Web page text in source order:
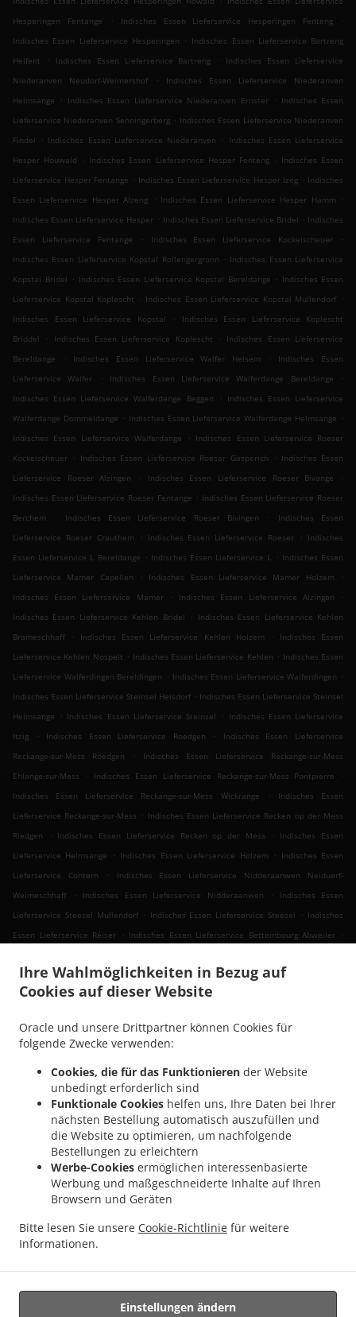
Ihre Wahlmöglichkeiten in Bezug auf
Cookies auf dieser Website
Oracle und unsere Drittpartner können Cookies für
folgende Zwecke verwenden:
Cookies, die für das Funktionieren der Website
unbedingt erforderlich sind
Funktionale Cookies helfen uns, Ihre Daten bei Ihrer
nächsten Bestellung automatisch auszufüllen und
die Website zu optimieren, um nachfolgende
Bestellungen zu erleichtern
Werbe-Cookies ermöglichen interessenbasierte
Werbung und maßgeschneiderte Inhalte auf Ihren
Browsern und Geräten
Bitte lesen Sie unsere Cookie-Richtlinie für weitere
Informationen.
Einstellungen ändern
Hesperingen Fentange
. Indisches Essen Lieferservice Hesperingen Fenteng
.
Indisches Essen Lieferservice Hesperingen
. Indisches Essen Lieferservice Bartreng
Helfent
. Indisches Essen Lieferservice Bartreng .
Indisches Essen Lieferservice
Niederanven Neudorf-Weimershof
.
Indisches Essen Lieferservice Niederanven
Helmsange
. Indisches Essen Lieferservice Niederanven Ernster . Indisches Essen
Lieferservice Niederanven Senningerberg . Indisches Essen Lieferservice Niederanven
Findel
. Indisches Essen Lieferservice Niederanven . Indisches Essen Lieferservice
Hesper Houwald
. Indisches Essen Lieferservice Hesper Fenteng . Indisches Essen
Lieferservice Hesper Fentange . Indisches Essen Lieferservice Hesper Izeg . Indisches
Essen Lieferservice Hesper Alzeng
. Indisches Essen Lieferservice Hesper Hamm
.
Indisches Essen Lieferservice Hesper . Indisches Essen Lieferservice Bridel . Indisches
Essen Lieferservice Fentange
. Indisches Essen Lieferservice Kockelscheuer
.
Indisches Essen Lieferservice Kopstal Rollengergronn . Indisches Essen Lieferservice
Kopstal Bridel . Indisches Essen Lieferservice Kopstal Bereldange . Indisches Essen
Lieferservice Kopstal Koplescht
. Indisches Essen Lieferservice Kopstal Mullendorf .
Indisches Essen Lieferservice Kopstal
.
Indisches Essen Lieferservice Koplescht
Briddel
. Indisches Essen Lieferservice Koplescht . Indisches Essen Lieferservice
Bereldange
. Indisches Essen Lieferservice Walfer Helsem .
Indisches Essen
Lieferservice Walfer
. Indisches Essen Lieferservice Walferdange Bereldange
.
Indisches Essen Lieferservice Walferdange Beggen
. Indisches Essen Lieferservice
Walferdange Dommeldange . Indisches Essen Lieferservice Walferdange Helmsange .
Indisches Essen Lieferservice Walferdange
. Indisches Essen Lieferservice Roeser
Kockelscheuer . Indisches Essen Lieferservice Roeser Gasperich . Indisches Essen
Lieferservice Roeser Alzingen
. Indisches Essen Lieferservice Roeser Bivange
.
Indisches Essen Lieferservice Roeser Fentange . Indisches Essen Lieferservice Roeser
Berchem
. Indisches Essen Lieferservice Roeser Bivingen .
Indisches Essen
Lieferservice Roeser Crauthem
. Indisches Essen Lieferservice Roeser . Indisches
Essen Lieferservice L Bereldange . Indisches Essen Lieferservice L . Indisches Essen
Lieferservice Mamer Capellen
. Indisches Essen Lieferservice Mamer Holzem
.
Indisches Essen Lieferservice Mamer
. Indisches Essen Lieferservice Alzingen
.
Indisches Essen Lieferservice Kehlen Bridel
. Indisches Essen Lieferservice Kehlen
Brameschhaff
. Indisches Essen Lieferservice Kehlen Holzem .
Indisches Essen
Lieferservice Kehlen Nospelt . Indisches Essen Lieferservice Kehlen . Indisches Essen
Lieferservice Walferdingen Bereldingen . Indisches Essen Lieferservice Walferdingen .
Indisches Essen Lieferservice Steinsel Heisdorf . Indisches Essen Lieferservice Steinsel
Helmsange
. Indisches Essen Lieferservice Steinsel . Indisches Essen Lieferservice
Itzig
. Indisches Essen Lieferservice Roedgen .
Indisches Essen Lieferservice
Reckange-sur-Mess Roedgen
.
Indisches Essen Lieferservice Reckange-sur-Mess
Ehlange-sur-Mess
. Indisches Essen Lieferservice Reckange-sur-Mess Pontpierre
.
Indisches Essen Lieferservice Reckange-sur-Mess Wickrange
.
Indisches Essen
Lieferservice Reckange-sur-Mess . Indisches Essen Lieferservice Recken op der Mess
Riedgen
. Indisches Essen Lieferservice Recken op der Mess . Indisches Essen
Lieferservice Helmsange
. Indisches Essen Lieferservice Holzem . Indisches Essen
Lieferservice Contern
.
Indisches Essen Lieferservice Nidderaanwen Neiduerf-
Weimeschhaff
. Indisches Essen Lieferservice Nidderaanwen .
Indisches Essen
Lieferservice Steesel Mullendorf . Indisches Essen Lieferservice Steesel . Indisches
Essen Lieferservice Réiser
. Indisches Essen Lieferservice Bettembourg Abweiler
.
Mondercange Pontpierre
. Indisches Essen Lieferservice Mondercange Bergem
Indisches Essen Lieferservice Mondercange . Indisches Essen Lieferservice Bergem
Indisches Essen Lieferservice Pontpierre . Indisches Essen Lieferservice Junglinster
Indisches Essen Lieferservice Weiler zum Tuer . Indisches Essen Lieferservice Weiler-
la-Tour Hassel
. Indisches Essen Lieferservice Weiler-la-Tour
Lieferservice Monnerich Steinbrücken
. Indisches Essen Lieferservice Monnerich
Indisches Essen Lieferservice Ehlange-sur-Mess
. Indisches Essen Lieferservice Kielen
Indisches Essen Lieferservice Findel Hamm . Indisches Essen Lieferservice Findel
Indisches Essen Lieferservice Reckingen/Mess Wickringen
.
Indisches Essen
Lieferservice Reckingen/Mess Ehlange-sur-Mess
.
Lieferservice Sandweiler Hamm . Indisches Essen Lieferservice Sandweiler
Essen Lieferservice. Essen zum mitnehmen und zum Liefern